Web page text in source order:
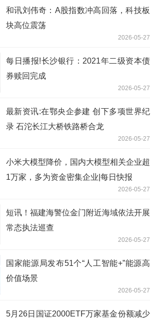
和讯刘伟奇：A股指数冲高回落，科技板
块高位震荡
2026-05-27
每日播报!长沙银行：2021年二级资本债
券赎回完成
2026-05-27
最新资讯:在鄂央企参建 创下多项世界纪
录 石沱长江大桥铁路桥合龙
2026-05-27
小米大模型降价，国内大模型相关企业超
1万家，多为资金密集企业|每日快报
2026-05-27
短讯！福建海警位金门附近海域依法开展
常态执法巡查
2026-05-27
国家能源局发布51个“人工智能+”能源高
价值场景
2026-05-27
5月26日国证2000ETF万家基金份额减少